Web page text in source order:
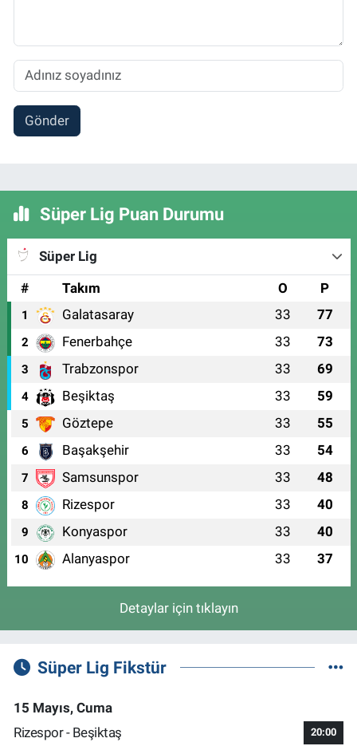
Gönder
Süper Lig Puan Durumu
Süper Lig
#
Takım O P
1 Galatasaray 33 77
2 Fenerbahçe 33 73
3 Trabzonspor 33 69
4 Beşiktaş 33 59
5 Göztepe 33 55
6 Başakşehir 33 54
7 Samsunspor 33 48
8 Rizespor 33 40
9 Konyaspor 33 40
10 Alanyaspor 33 37
Detaylar için tıklayın
Süper Lig Fikstür
15 Mayıs, Cuma
Rizespor - Beşiktaş
20:00